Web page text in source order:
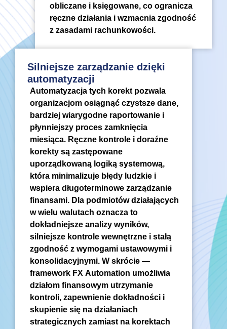
obliczane i księgowane, co ogranicza
ręczne działania i wzmacnia zgodność
z zasadami rachunkowości.
Silniejsze zarządzanie dzięki
automatyzacji
Automatyzacja tych korekt pozwala
organizacjom osiągnąć czystsze dane,
bardziej wiarygodne raportowanie i
płynniejszy proces zamknięcia
miesiąca. Ręczne kontrole i doraźne
korekty są zastępowane
uporządkowaną logiką systemową,
która minimalizuje błędy ludzkie i
wspiera długoterminowe zarządzanie
finansami. Dla podmiotów działających
w wielu walutach oznacza to
dokładniejsze analizy wyników,
silniejsze kontrole wewnętrzne i stałą
zgodność z wymogami ustawowymi i
konsolidacyjnymi. W skrócie —
framework FX Automation umożliwia
działom finansowym utrzymanie
kontroli, zapewnienie dokładności i
skupienie się na działaniach
strategicznych zamiast na korektach